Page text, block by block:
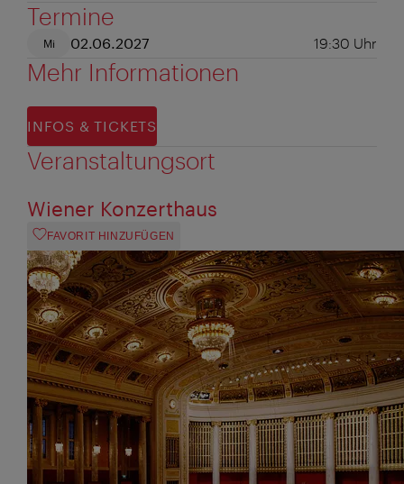
Termine
Mi 02.06.2027 19:30 Uhr
Mehr Informationen
INFOS & TICKETS
Veranstaltungsort
Wiener Konzerthaus
FAVORIT HINZUFÜGEN